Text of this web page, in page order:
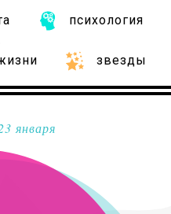
психология
звезды
января